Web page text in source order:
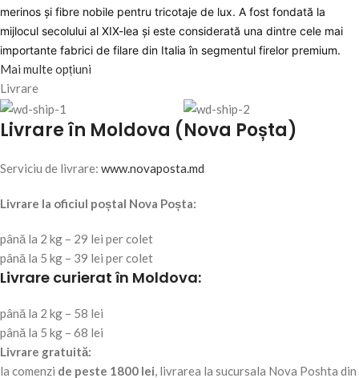
merinos și fibre nobile pentru tricotaje de lux. A fost fondată la
mijlocul secolului al XIX-lea și este considerată una dintre cele mai
importante fabrici de filare din Italia în segmentul firelor premium.
Mai multe opțiuni
Livrare
Livrare în Moldova (Nova Poșta)
Serviciu de livrare: www.novaposta.md
Livrare la oficiul poștal Nova Poșta:
până la 2 kg – 29 lei per colet
până la 5 kg – 39 lei per colet
Livrare curierat în Moldova:
până la 2 kg – 58 lei
până la 5 kg – 68 lei
Livrare gratuită:
la comenzi de peste 1800 lei, livrarea la sucursala Nova Poshta din